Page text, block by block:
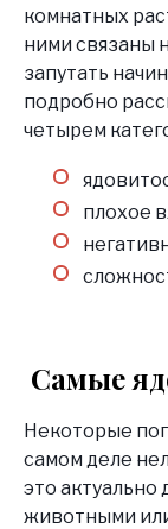
комнатных
ними связаны
запутать
подробно
четырем
плохое
Самые
Некоторые
самом деле
это
животными